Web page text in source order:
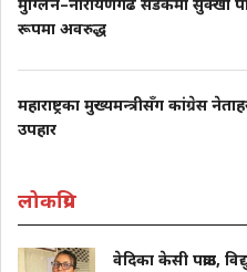
रूपमा अवरुद्ध
महाराष्ट्रका मुख्यमन्त्रीसँग कांग्रेस
उपहार
लोकप्रिय
वेदिका केसी पक्राउ,